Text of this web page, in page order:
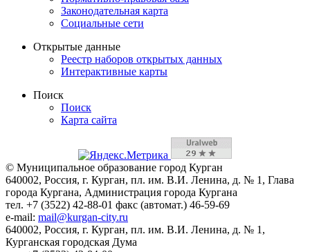
Законодательная карта
Социальные сети
Открытые данные
Реестр наборов открытых данных
Интерактивные карты
Поиск
Поиск
Карта сайта
© Муниципальное образование город Курган
640002, Россия, г. Курган, пл. им. В.И. Ленина, д. № 1, Глава
города Кургана, Администрация города Кургана
тел. +7 (3522) 42-88-01 факс (автомат.) 46-59-69
e-mail: mail@kurgan-city.ru
640002, Россия, г. Курган, пл. им. В.И. Ленина, д. № 1,
Курганская городская Дума